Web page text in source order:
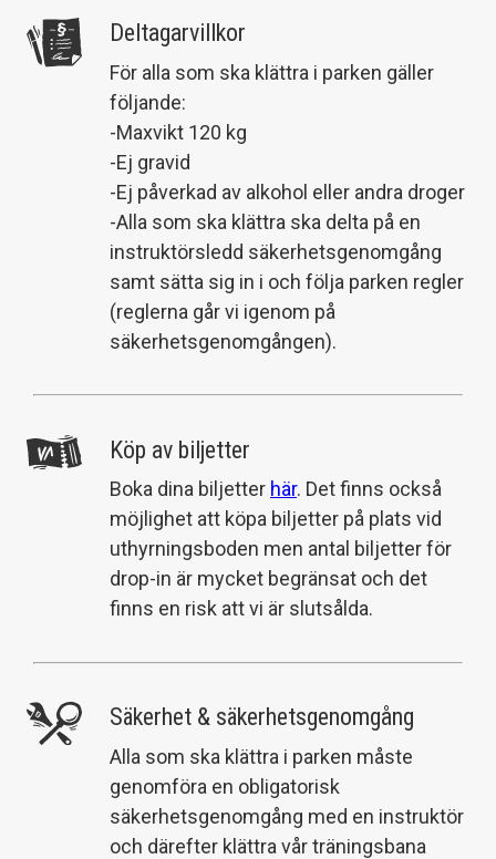
Deltagarvillkor
För alla som ska klättra i parken gäller
följande:
-Maxvikt 120 kg
-Ej gravid
-Ej påverkad av alkohol eller andra droger
-Alla som ska klättra ska delta på en
instruktörsledd säkerhetsgenomgång
samt sätta sig in i och följa parken regler
(reglerna går vi igenom på
säkerhetsgenomgången).
Köp av biljetter
Boka dina biljetter här. Det finns också
möjlighet att köpa biljetter på plats vid
uthyrningsboden men antal biljetter för
drop-in är mycket begränsat och det
finns en risk att vi är slutsålda.
Säkerhet & säkerhetsgenomgång
Alla som ska klättra i parken måste
genomföra en obligatorisk
säkerhetsgenomgång med en instruktör
och därefter klättra vår träningsbana